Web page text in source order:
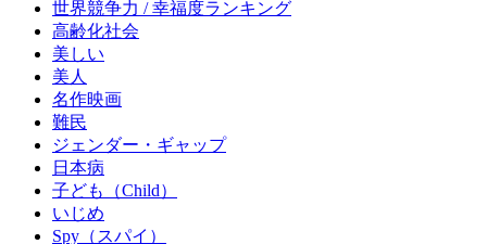
世界競争力 / 幸福度ランキング
高齢化社会
美しい
美人
名作映画
難民
ジェンダー・ギャップ
日本病
子ども（Child）
いじめ
Spy（スパイ）